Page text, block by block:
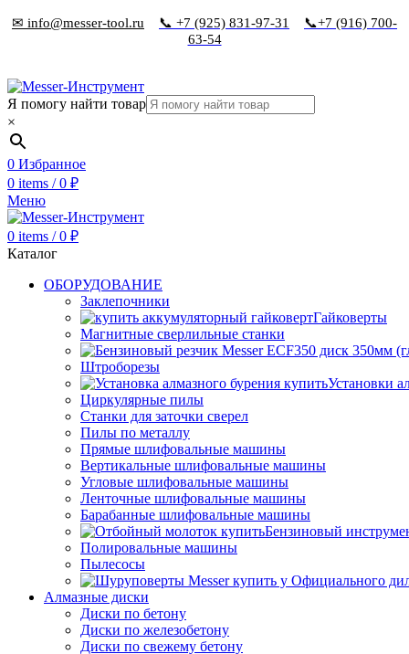
✉ info@messer-tool.ru 📞 +7 (925) 831-97-31
📞+7 (916) 700-
63-54
Я помогу найти товар
×
0 Избранное
0 items / 0 ₽
Меню
0 items / 0 ₽
Каталог
ОБОРУДОВАНИЕ
Заклепочники
Гайковерты
Магнитные сверлильные станки
Штроборезы
Установки
Циркулярные пилы
Станки для заточки сверел
Пилы по металлу
Прямые шлифовальные машины
Вертикальные шлифовальные машины
Угловые шлифовальные машины
Ленточные шлифовальные машины
Барабанные шлифовальные машины
Бензиновый
Полировальные машины
Пылесосы
Алмазные диски
Диски по бетону
Диски по железобетону
Диски по свежему бетону